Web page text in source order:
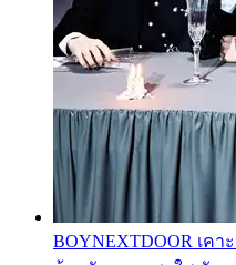
BOYNEXTDOOR เคา